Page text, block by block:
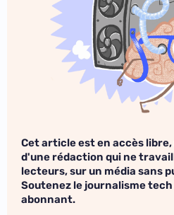
Cet article est en accès
d'une rédaction qui ne
lecteurs, sur un média sans
Soutenez le journalisme
abonnant.